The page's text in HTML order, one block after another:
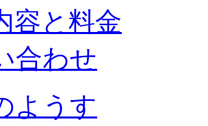
容と料金
合わせ
ようす